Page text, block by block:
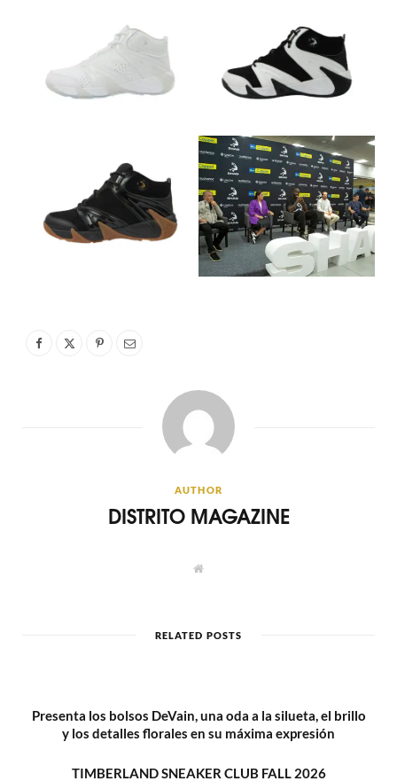
AUTHOR
DISTRITO MAGAZINE
W
e
RELATED POSTS
Presenta los bolsos DeVain, una oda a la silueta, el brillo
y los detalles florales en su máxima expresión
TIMBERLAND SNEAKER CLUB FALL 2026